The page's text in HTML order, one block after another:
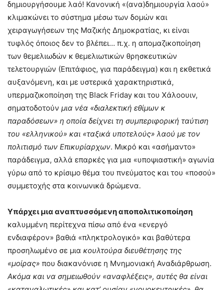
δημιουργήσουμε λαό! Κανονική «(ανα)δημιουργία λαού»
κλιμακώνει το σύστημα μέσω των δομών και
χειραγωγήσεων της Μαζικής Δημοκρατίας, κι είναι
τυφλός όποιος δεν το βλέπει… π.χ. η απομαζικοποίηση
των θεμελιωδών κ θεμελιωτικών θρησκευτικών
τελετουργιών (Επιτάφιος, για παράδειγμα) και η εκθετικά
αυξανόμενη, και με υστερικά χαρακτηριστικά,
υπερμαζικοποίηση της Black Friday και του Χάλοουιν,
σηματοδοτούν μια νέα «διαλεκτική εθίμων κ
παραδόσεων» η οποία δείχνει τη συμπεριφορική ταύτιση
του «ελληνικού» και «ταξικά υποτελούς» λαού με τον
πολιτισμό των Επικυρίαρχων. Μικρό και «ασήμαντο»
παράδειγμα, αλλά επαρκές για μια «υποψιαστική» αγωνία
γύρω από το κρίσιμο θέμα του πνεύματος και του «ποσού»
συμμετοχής στα κοινωνικά δρώμενα.
Υπάρχει μια αναπτυσσόμενη αποπολιτικοποίηση
καλυμμένη περίτεχνα πίσω από ένα «ενεργό
ενδιαφέρον» βαθιά «πληκτρολογικό» και βαθύτερα
προσηλωμένο σε μια κουλτούρα διευθέτησης της
«μοίρας» που διακανόνισε η Μνημονιακή Αναδιάρθρωση.
Ακόμα και να σημειωθούν «αναφλέξεις», αυτές θα είναι